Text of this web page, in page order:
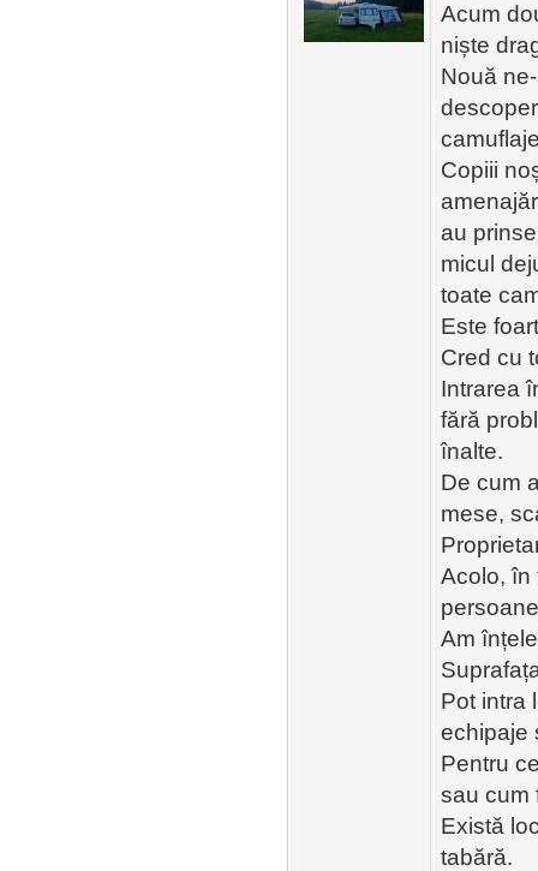
Acum
niște
Nouă
Copiii
au
micul
toate
Este
Cred cu
Intrarea
fără
înalte.
De cum
mese,
Acolo, în
Am
Pot intra
echipaje
Pentru
sau cum
Există
tabără.